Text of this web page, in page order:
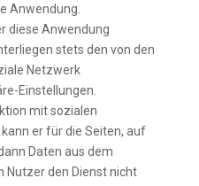
Anwendung.
diese Anwendung
stets den von den
Netzwerk
Einstellungen.
mit sozialen
er für die Seiten, auf
Daten aus dem
Nutzer den Dienst nicht